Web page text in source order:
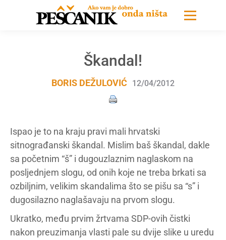
Škandal!
BORIS DEŽULOVIĆ 12/04/2012
Ispao je to na kraju pravi mali hrvatski
sitnograđanski škandal. Mislim baš škandal, dakle
sa početnim “š” i dugouzlaznim naglaskom na
posljednjem slogu, od onih koje ne treba brkati sa
ozbiljnim, velikim skandalima što se pišu sa “s” i
dugosilazno naglašavaju na prvom slogu.
Ukratko, među prvim žrtvama SDP-ovih čistki
nakon preuzimanja vlasti pale su dvije slike u uredu